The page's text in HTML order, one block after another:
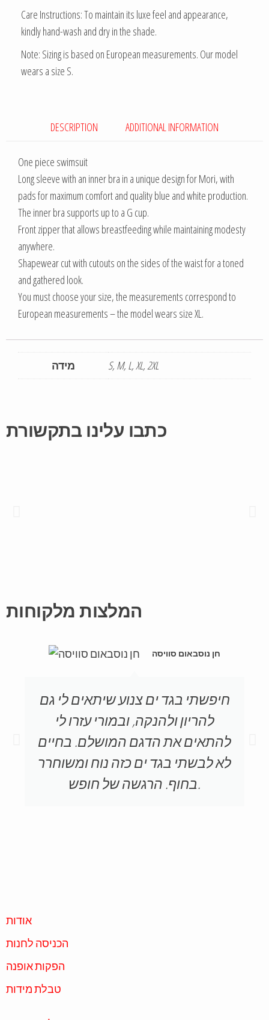
Care Instructions: To maintain its luxe feel and appearance,
kindly hand-wash and dry in the shade.
Note: Sizing is based on European measurements. Our model
wears a size S.
DESCRIPTION ADDITIONAL INFORMATION
One piece swimsuit
Long sleeve with an inner bra in a unique design for Mori, with
pads for maximum comfort and quality blue and white production.
The inner bra supports up to a G cup.
Front zipper that allows breastfeeding while maintaining modesty
anywhere.
Shapewear cut with cutouts on the sides of the waist for a toned
and gathered look.
You must choose your size, the measurements correspond to
European measurements – the model wears size XL.
מידה S, M, L, XL, 2XL
כתבו עלינו בתקשורת
המלצות מלקוחות
חיפשתי בגד ים צנוע שיתאים לי גם
להריון ולהנקה, ובמורי עזרו לי
להתאים את הדגם המושלם. בחיים
לא לבשתי בגד ים כזה נוח ומשוחרר
בחוף. הרגשה של חופש.
חן נוסבאום סוויסה
אודות
הכניסה לחנות
הפקות אופנה
טבלת מידות